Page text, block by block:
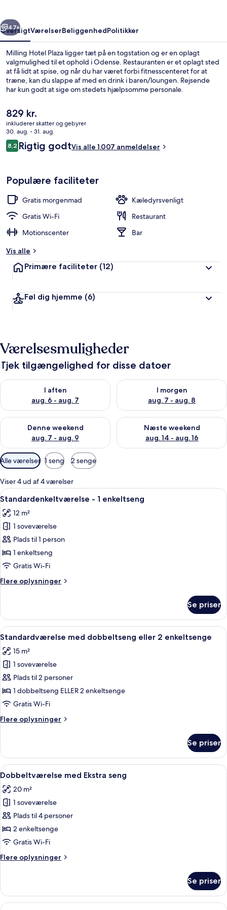
Næste
47+
OversigtVærelserBeliggenhedPolitikker
Milling Hotel Plaza ligger tæt på en togstation og er en oplagt
valgmulighed til et ophold i Odense. Restauranten er et oplagt sted
at få lidt at spise, og når du har været forbi fitnesscenteret for at
træne, kan du slappe af med en drink i baren/loungen. Rejsende
har kun godt at sige om stedets hjælpsomme personale.
Den
nuværende
pris
er
829 kr.
829 kr.
inkluderer skatter og gebyrer
30. aug. - 31. aug.
Anmeldelser
8,28,2 ud af 10.
Rigtig godtVis alle 1.007 anmeldelser
Populære faciliteter
Gratis morgenmad
Kæledyrsvenligt
Gratis Wi-Fi
Restaurant
Motionscenter
Bar
Vis alle
Primære faciliteter (12)
Føl dig hjemme (6)
Værelsesmuligheder
Tjek tilgængelighed for disse datoer
I aften
aug. 6 - aug. 7
Tjek tilgængelighed for i aften aug. 6 - aug. 7
I morgen
aug. 7 - aug. 8
Tjek tilgængelighed for i
Denne weekend
aug. 7 - aug. 9
Tjek tilgængelighed for denne weekend aug. 7 - aug. 9
Næste weekend
aug. 14 - aug. 16
Tjek tilgængelighed for næste
Tilgængelige
filtre
for
værelser
Alle værelser 1 seng 2 senge
Viser 4 ud af 4 værelser
Indlæs
alle
billeder
af
Standardenkeltværelse
-
1
Et hotelværelse med en seng,
7
Standardenkeltværelse - 1 enkeltseng
12 m²
1 soveværelse
Plads til 1 person
1 enkeltseng
Gratis Wi-Fi
Flere oplysninger
Flere
-
enkeltseng
Se priser
Indlæs
alle
billeder
af
Standardværelse
med
dobbeltseng
2
Et hotelværelse med en stor seng,
8
Standardværelse med dobbeltseng eller 2 enkeltsenge
15 m²
1 soveværelse
Plads til 2 personer
1 dobbeltseng ELLER 2 enkeltsenge
Gratis Wi-Fi
Flere oplysninger
Flere
med
dobbeltseng
eller
enkeltsenge
Se priser
Indlæs
alle
billeder
af
Dobbeltværelse
med
Ekstra
Et hotelværelse med rødt tæppe, en
9
Dobbeltværelse med Ekstra seng
20 m²
1 soveværelse
Plads til 4 personer
2 enkeltsenge
Gratis Wi-Fi
Flere oplysninger
Flere
med
Ekstra
Se priser
Et hotelværelse med en seng, et